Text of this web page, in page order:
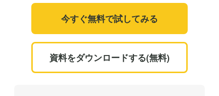
今すぐ無料で試してみる
資料をダウンロードする(無料)